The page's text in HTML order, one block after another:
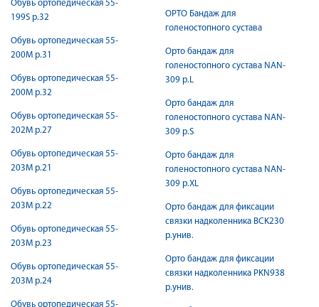
Обувь ортопедическая 55-
199S р.32
Обувь ортопедическая 55-
200M р.31
Обувь ортопедическая 55-
200M р.32
Обувь ортопедическая 55-
202М р.27
Обувь ортопедическая 55-
203М р.21
Обувь ортопедическая 55-
203М р.22
Обувь ортопедическая 55-
203М р.23
Обувь ортопедическая 55-
203М р.24
Обувь ортопедическая 55-
ОРТО Бандаж для
голеностопного сустава
Орто бандаж для
голеностопного сустава NAN-
309 р.L
Орто бандаж для
голеностопного сустава NAN-
309 р.S
Орто бандаж для
голеностопного сустава NAN-
309 р.XL
Орто бандаж для фиксации
связки надколенника BCK230
р.унив.
Орто бандаж для фиксации
связки надколенника PKN938
р.унив.